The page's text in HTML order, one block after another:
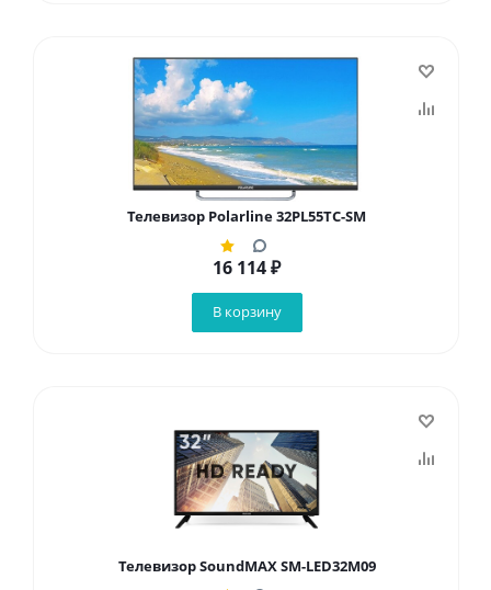
Телевизор Polarline 32PL55TC-SM
16 114₽
В корзину
Телевизор SoundMAX SM-LED32M09